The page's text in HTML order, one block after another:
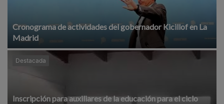
Cronograma de actividades del gobernador Kicillof en La
Madrid
Destacada
Inscripción para auxiliares de la educación para el ciclo